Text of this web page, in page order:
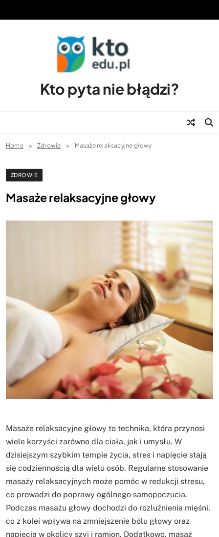
Kto pyta nie błądzi?
Home Zdrowie Masaże relaksacyjne głowy
ZDROWIE
Masaże relaksacyjne głowy
Masaże relaksacyjne głowy to technika, która przynosi
wiele korzyści zarówno dla ciała, jak i umysłu. W
dzisiejszym szybkim tempie życia, stres i napięcie stają
się codziennością dla wielu osób. Regularne stosowanie
masaży relaksacyjnych może pomóc w redukcji stresu,
co prowadzi do poprawy ogólnego samopoczucia.
Podczas masażu głowy dochodzi do rozluźnienia mięśni,
co z kolei wpływa na zmniejszenie bólu głowy oraz
napięcia w okolicy szyi i ramion. Dodatkowo, masaż